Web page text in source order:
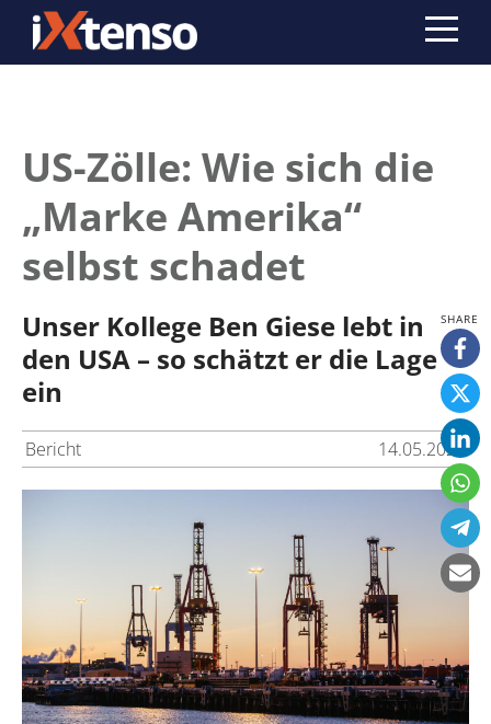
US-Zölle: Wie sich die
„Marke Amerika“
selbst schadet
Unser Kollege Ben Giese lebt in
den USA – so schätzt er die Lage
ein
Bericht 14.05.2025